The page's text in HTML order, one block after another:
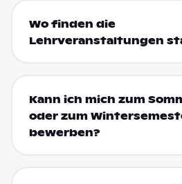
Wo finden die
Lehrveranstaltungen
Kann ich mich zum
oder zum
bewerben?